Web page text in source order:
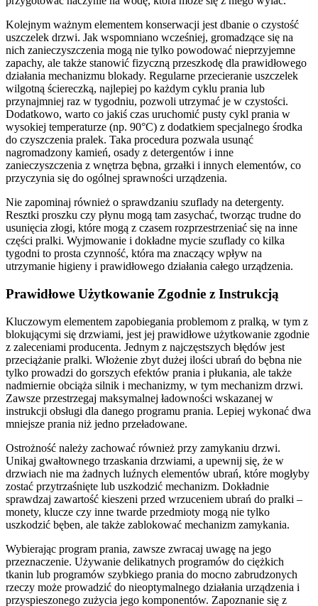
Kolejnym ważnym elementem konserwacji jest dbanie o czystość
uszczelek drzwi. Jak wspomniano wcześniej, gromadzące się na
nich zanieczyszczenia mogą nie tylko powodować nieprzyjemne
zapachy, ale także stanowić fizyczną przeszkodę dla prawidłowego
działania mechanizmu blokady. Regularne przecieranie uszczelek
wilgotną ściereczką, najlepiej po każdym cyklu prania lub
przynajmniej raz w tygodniu, pozwoli utrzymać je w czystości.
Dodatkowo, warto co jakiś czas uruchomić pusty cykl prania w
wysokiej temperaturze (np. 90°C) z dodatkiem specjalnego środka
do czyszczenia pralek. Taka procedura pozwala usunąć
nagromadzony kamień, osady z detergentów i inne
zanieczyszczenia z wnętrza bębna, grzałki i innych elementów, co
przyczynia się do ogólnej sprawności urządzenia.
Nie zapominaj również o sprawdzaniu szuflady na detergenty.
Resztki proszku czy płynu mogą tam zasychać, tworząc trudne do
usunięcia złogi, które mogą z czasem rozprzestrzeniać się na inne
części pralki. Wyjmowanie i dokładne mycie szuflady co kilka
tygodni to prosta czynność, która ma znaczący wpływ na
utrzymanie higieny i prawidłowego działania całego urządzenia.
Prawidłowe Użytkowanie Zgodnie z Instrukcją
Kluczowym elementem zapobiegania problemom z pralką, w tym z
blokującymi się drzwiami, jest jej prawidłowe użytkowanie zgodnie
z zaleceniami producenta. Jednym z najczęstszych błędów jest
przeciążanie pralki. Włożenie zbyt dużej ilości ubrań do bębna nie
tylko prowadzi do gorszych efektów prania i płukania, ale także
nadmiernie obciąża silnik i mechanizmy, w tym mechanizm drzwi.
Zawsze przestrzegaj maksymalnej ładowności wskazanej w
instrukcji obsługi dla danego programu prania. Lepiej wykonać dwa
mniejsze prania niż jedno przeładowane.
Ostrożność należy zachować również przy zamykaniu drzwi.
Unikaj gwałtownego trzaskania drzwiami, a upewnij się, że w
drzwiach nie ma żadnych luźnych elementów ubrań, które mogłyby
zostać przytrzaśnięte lub uszkodzić mechanizm. Dokładnie
sprawdzaj zawartość kieszeni przed wrzuceniem ubrań do pralki –
monety, klucze czy inne twarde przedmioty mogą nie tylko
uszkodzić bęben, ale także zablokować mechanizm zamykania.
Wybierając program prania, zawsze zwracaj uwagę na jego
przeznaczenie. Używanie delikatnych programów do ciężkich
tkanin lub programów szybkiego prania do mocno zabrudzonych
rzeczy może prowadzić do nieoptymalnego działania urządzenia i
przyspieszonego zużycia jego komponentów. Zapoznanie się z